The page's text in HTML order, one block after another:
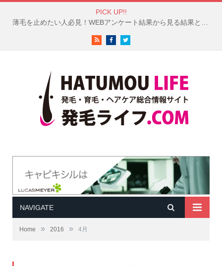
PICK UP!!
薄毛を止めたい人必見！WEBアンケート結果から見る結果と対策
RSS FacebookTwitter
NAVIGATE
Home » 2016 » 4月